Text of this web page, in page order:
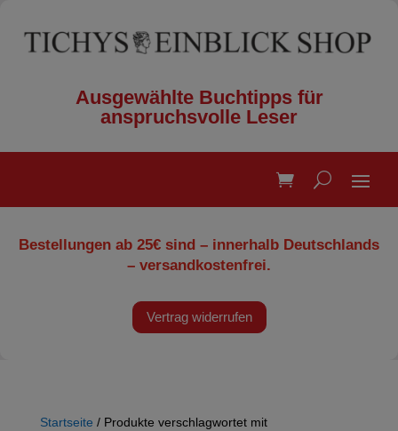
Ausgewählte Buchtipps für
anspruchsvolle Leser
Bestellungen ab 25€ sind – innerhalb Deutschlands
– versandkostenfrei.
Vertrag widerrufen
Startseite / Produkte verschlagwortet mit